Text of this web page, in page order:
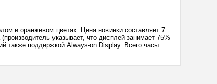
и оранжевом цветах. Цена новинки составляет 7
указывает, что дисплей занимает 75%
также поддержкой Always-on Display. Всего часы